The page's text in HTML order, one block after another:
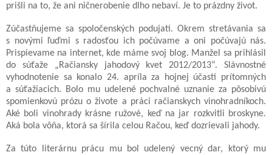
prišli na to, že ani ničnerobenie dlho nebaví. Je to prázdny život.
Zúčastňujeme sa spoločenských podujatí. Okrem stretávania sa
s novými ľuďmi s radosťou ich počúvame a oni počúvajú nás.
Prispievame na internet, kde máme svoj blog. Manžel sa prihlásil
do súťaže „Račiansky jahodový kvet 2012/2013“. Slávnostné
vyhodnotenie sa konalo 24. apríla za hojnej účasti prítomných
a súťažiacich. Bolo mu udelené pochvalné uznanie za pôsobivú
spomienkovú prózu o živote a práci račianskych vinohradníkoch.
Aké boli vinohrady krásne ružové, keď na jar rozkvitli broskyne.
Aká bola vôňa, ktorá sa šírila celou Račou, keď dozrievali jahody.
Za túto literárnu prácu mu bol udelený vecný dar, ktorý mu